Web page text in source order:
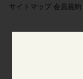
サイトマップ 会員規約